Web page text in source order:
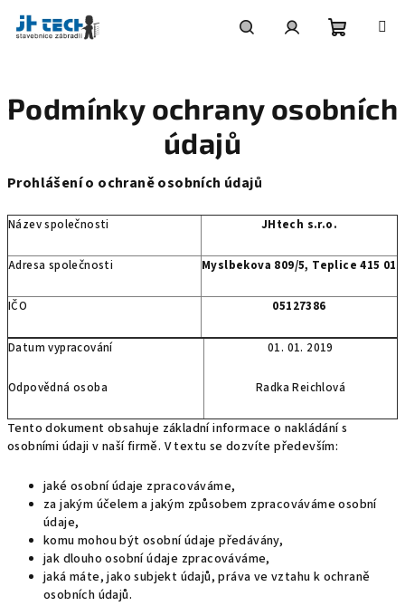
obsah
košík
Podmínky ochrany osobních
údajů
Prohlášení o ochraně osobních údajů
Název společnosti JHtech s.r.o.
Adresa společnosti Myslbekova 809/5, Teplice 415 01
IČO 05127386
Datum vypracování
Odpovědná osoba
01. 01. 2019
Radka Reichlová
Tento dokument obsahuje základní informace o nakládání s
osobními údaji v naší firmě. V textu se dozvíte především:
jaké osobní údaje zpracováváme,
za jakým účelem a jakým způsobem zpracováváme osobní
údaje,
komu mohou být osobní údaje předávány,
jak dlouho osobní údaje zpracováváme,
jaká máte, jako subjekt údajů, práva ve vztahu k ochraně
osobních údajů.